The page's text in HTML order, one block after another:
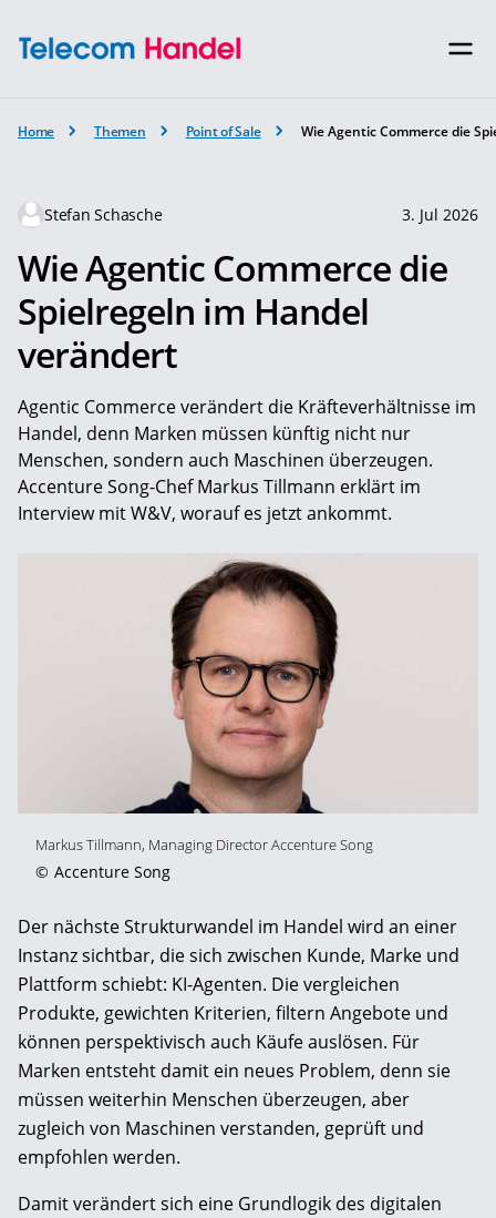
Home Themen Point of Sale Wie Agentic Commerce die
Stefan Schasche 3. Jul 2026
Wie Agentic Commerce die
Spielregeln im Handel
verändert
Agentic Commerce verändert die Kräfteverhältnisse im
Handel, denn Marken müssen künftig nicht nur
Menschen, sondern auch Maschinen überzeugen.
Accenture Song-Chef Markus Tillmann erklärt im
Interview mit W&V, worauf es jetzt ankommt.
Markus Tillmann, Managing Director Accenture Song
© Accenture Song
Der nächste Strukturwandel im Handel wird an einer
Instanz sichtbar, die sich zwischen Kunde, Marke und
Plattform schiebt: KI-Agenten. Die vergleichen
Produkte, gewichten Kriterien, filtern Angebote und
können perspektivisch auch Käufe auslösen. Für
Marken entsteht damit ein neues Problem, denn sie
müssen weiterhin Menschen überzeugen, aber
zugleich von Maschinen verstanden, geprüft und
empfohlen werden.
Damit verändert sich eine Grundlogik des digitalen